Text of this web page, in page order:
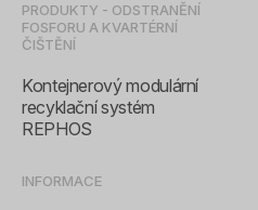
PRODUKTY - ODSTRANĚNÍ
FOSFORU A KVARTÉRNÍ
ČIŠTĚNÍ
Kontejnerový modulární
recyklační systém
REPHOS
INFORMACE